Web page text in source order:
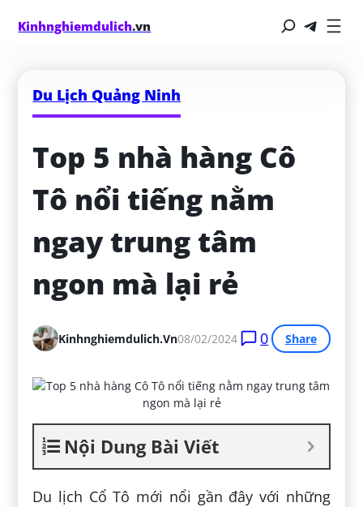
Kinhnghiemdulich.vn
Du Lịch Quảng Ninh
Top 5 nhà hàng Cô
Tô nổi tiếng nằm
ngay trung tâm
ngon mà lại rẻ
Kinhnghiemdulich.vn08/02/2024 0 Share
Nội Dung Bài Viết
Du lịch Cổ Tô mới nổi gần đây với những